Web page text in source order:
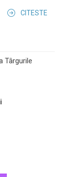
CITESTE
Târgurile